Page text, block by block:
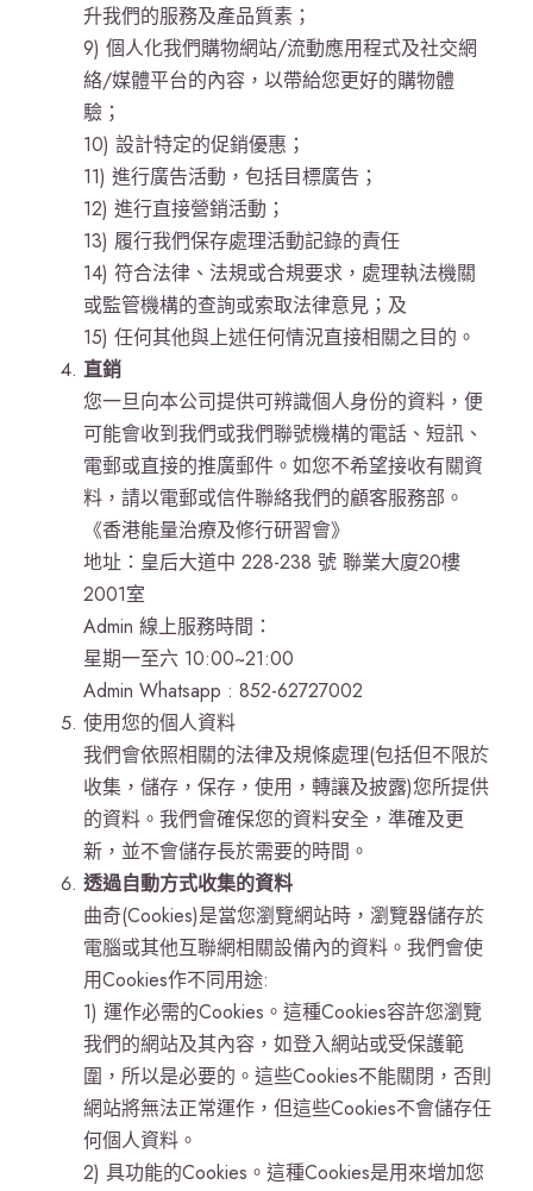
升我們的服務及產品質素；
9) 個人化我們購物網站/流動應用程式及社交網
絡/媒體平台的內容，以帶給您更好的購物體
驗；
10) 設計特定的促銷優惠；
11) 進行廣告活動，包括目標廣告；
12) 進行直接營銷活動；
13) 履行我們保存處理活動記錄的責任
14) 符合法律、法規或合規要求，處理執法機關
或監管機構的查詢或索取法律意見；及
15) 任何其他與上述任何情況直接相關之目的。
直銷
您一旦向本公司提供可辨識個人身份的資料，便
可能會收到我們或我們聯號機構的電話、短訊、
電郵或直接的推廣郵件。如您不希望接收有關資
料，請以電郵或信件聯絡我們的顧客服務部。
《香港能量治療及修行研習會》
地址：皇后大道中 228-238 號 聯業大廈20樓
2001室
Admin 線上服務時間：
星期一至六 10:00~21:00
Admin Whatsapp : 852-62727002
使用您的個人資料
我們會依照相關的法律及規條處理(包括但不限於
收集，儲存，保存，使用，轉讓及披露)您所提供
的資料。我們會確保您的資料安全，準確及更
新，並不會儲存長於需要的時間。
透過自動方式收集的資料
曲奇(Cookies)是當您瀏覽網站時，瀏覽器儲存於
電腦或其他互聯網相關設備內的資料。我們會使
用Cookies作不同用途:
1) 運作必需的Cookies。這種Cookies容許您瀏覽
我們的網站及其內容，如登入網站或受保護範
圍，所以是必要的。這些Cookies不能關閉，否則
網站將無法正常運作，但這些Cookies不會儲存任
何個人資料。
2) 具功能的Cookies。這種Cookies是用來增加您